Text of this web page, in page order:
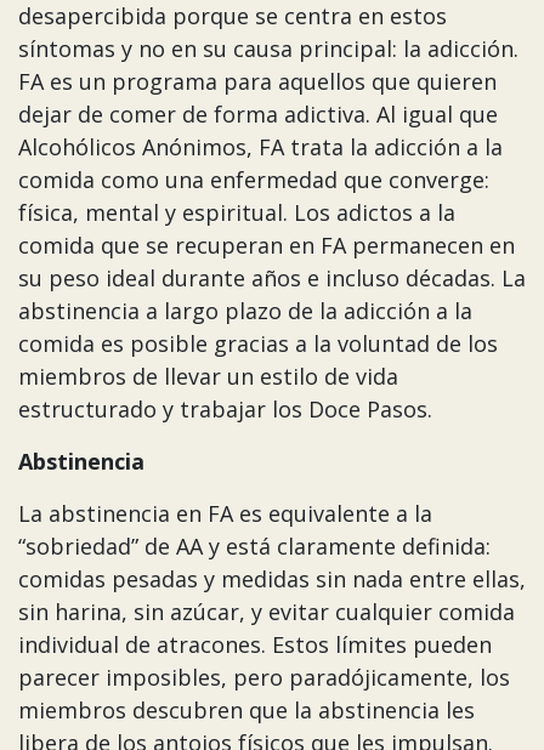
desapercibida porque se centra en estos
síntomas y no en su causa principal: la adicción.
FA es un programa para aquellos que quieren
dejar de comer de forma adictiva. Al igual que
Alcohólicos Anónimos, FA trata la adicción a la
comida como una enfermedad que converge:
física, mental y espiritual. Los adictos a la
comida que se recuperan en FA permanecen en
su peso ideal durante años e incluso décadas. La
abstinencia a largo plazo de la adicción a la
comida es posible gracias a la voluntad de los
miembros de llevar un estilo de vida
estructurado y trabajar los Doce Pasos.
Abstinencia
La abstinencia en FA es equivalente a la
“sobriedad” de AA y está claramente definida:
comidas pesadas y medidas sin nada entre ellas,
sin harina, sin azúcar, y evitar cualquier comida
individual de atracones. Estos límites pueden
parecer imposibles, pero paradójicamente, los
miembros descubren que la abstinencia les
libera de los antojos físicos que les impulsan.